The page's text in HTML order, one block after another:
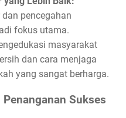
pencegahan
fokus utama.
masyarakat
dan cara menjaga
yang sangat berharga.
Sukses